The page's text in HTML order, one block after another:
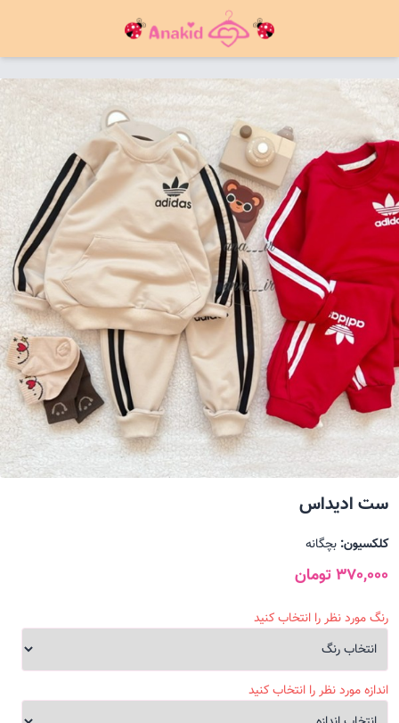
ست ادیداس
کلکسیون: بچگانه
370,000 تومان
رنگ مورد نظر را انتخاب کنید
اندازه مورد نظر را انتخاب کنید